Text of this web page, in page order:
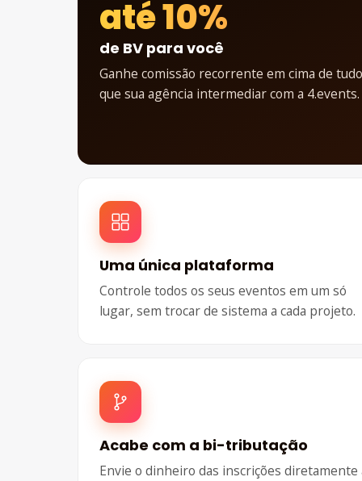
até 10%
de BV para você
Ganhe comissão recorrente em cima de tudo
que sua agência intermediar com a 4.events.
Uma única plataforma
Controle todos os seus eventos em um só
lugar, sem trocar de sistema a cada projeto.
Acabe com a bi-tributação
Envie o dinheiro das inscrições diretamente